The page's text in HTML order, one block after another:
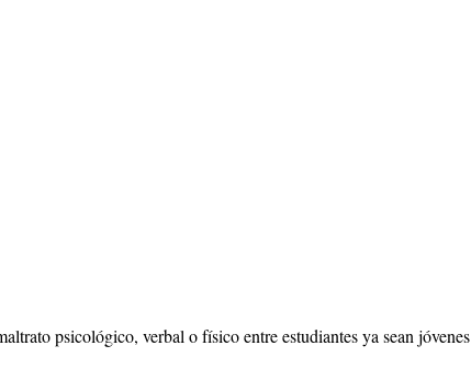
psicológico, verbal o físico entre estudiantes ya sean jóvenes